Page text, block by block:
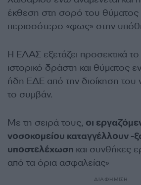
έκθεση στη σορό του θύματος
περισσότερο «φως» στην
Η ΕΛΑΣ εξετάζει προσεκτικά το
ιστορικό δράστη και θύματος
ήδη ΕΔΕ από την διοίκηση του
το συμβάν.
Με τη σειρά τους, οι
νοσοκομείου καταγγέλλουν -
υποστελέχωση και συνθήκες
από τα όρια ασφαλείας»
ΔΙΑΦΗΜΙΣΗ